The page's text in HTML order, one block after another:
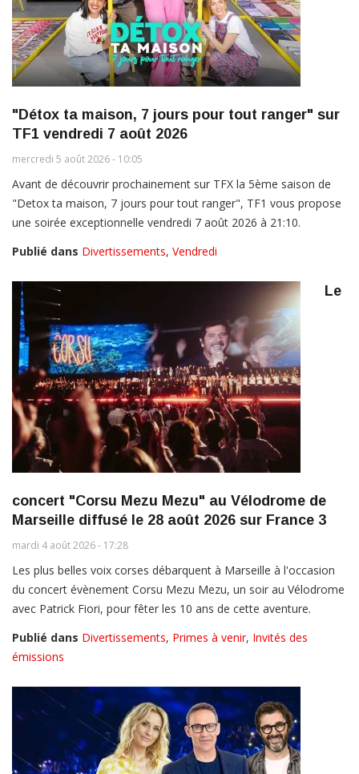
"Détox ta maison, 7 jours pour tout ranger" sur
TF1 vendredi 7 août 2026
mercredi 5 août 2026 - 10:05
Avant de découvrir prochainement sur TFX la 5ème saison de
"Detox ta maison, 7 jours pour tout ranger", TF1 vous propose
une soirée exceptionnelle vendredi 7 août 2026 à 21:10.
Publié dans Divertissements, Vendredi
Le
concert "Corsu Mezu Mezu" au Vélodrome de
Marseille diffusé le 28 août 2026 sur France 3
mardi 4 août 2026 - 17:28
Les plus belles voix corses débarquent à Marseille à l'occasion
du concert évènement Corsu Mezu Mezu, un soir au Vélodrome
avec Patrick Fiori, pour fêter les 10 ans de cette aventure.
Publié dans Divertissements, Primes à venir, Invités des
émissions